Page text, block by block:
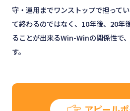
守・運用までワンストップで担って
て終わるのではなく、10年後、20年
ることが出来るWin-Winの関係性で
す。